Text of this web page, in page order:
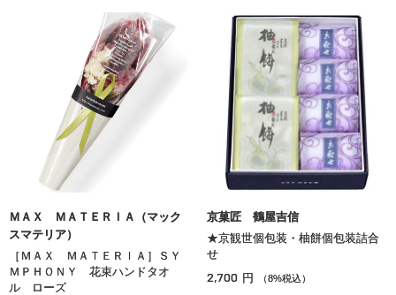
ＭＡＸ ＭＡＴＥＲＩＡ（マック
スマテリア）
［ＭＡＸ ＭＡＴＥＲＩＡ］ＳＹ
ＭＰＨＯＮＹ 花束ハンドタオ
ル ローズ
京菓匠 鶴屋吉信
★京観世個包装・柚餅個包装詰合
せ
2,700 円 （8%税込）